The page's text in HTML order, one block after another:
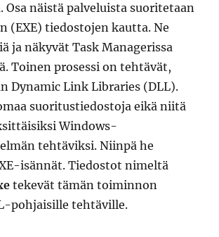
Osa näistä palveluista suoritetaan
(EXE) tiedostojen kautta. Ne
ja näkyvät Task Managerissa
Toinen prosessi on tehtävät,
Dynamic Link Libraries (DLL).
suoritustiedostoja eikä niitä
Windows-
tehtäviksi. Niinpä he
isännät. Tiedostot nimeltä
tekevät tämän toiminnon
pohjaisille tehtäville.